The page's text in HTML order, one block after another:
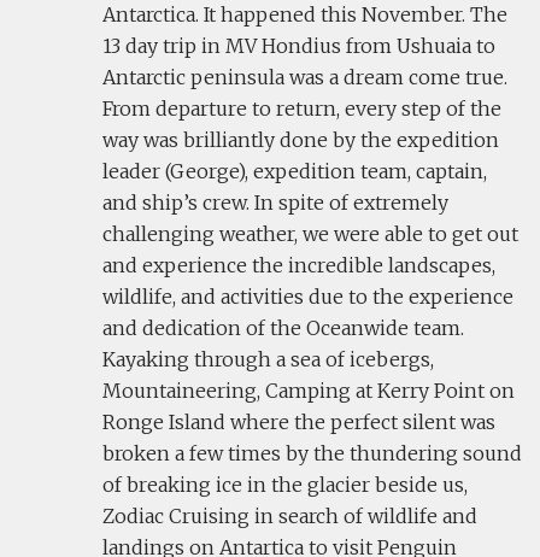
Antarctica. It happened this November. The
13 day trip in MV Hondius from Ushuaia to
Antarctic peninsula was a dream come true.
From departure to return, every step of the
way was brilliantly done by the expedition
leader (George), expedition team, captain,
and ship’s crew. In spite of extremely
challenging weather, we were able to get out
and experience the incredible landscapes,
wildlife, and activities due to the experience
and dedication of the Oceanwide team.
Kayaking through a sea of icebergs,
Mountaineering, Camping at Kerry Point on
Ronge Island where the perfect silent was
broken a few times by the thundering sound
of breaking ice in the glacier beside us,
Zodiac Cruising in search of wildlife and
landings on Antartica to visit Penguin